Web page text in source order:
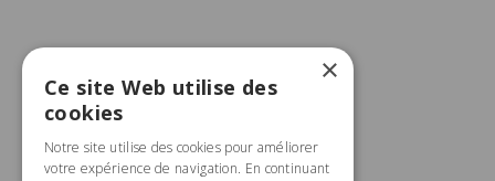
×
Ce site Web utilise des
cookies
Notre site utilise des cookies pour améliorer
votre expérience de navigation. En continuant